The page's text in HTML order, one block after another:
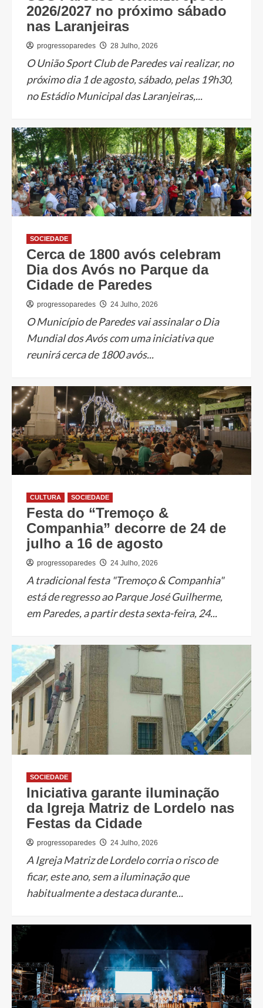
2026/2027 no próximo sábado
nas Laranjeiras
progressoparedes 28 Julho, 2026
O União Sport Club de Paredes vai realizar, no
próximo dia 1 de agosto, sábado, pelas 19h30,
no Estádio Municipal das Laranjeiras,...
SOCIEDADE
Cerca de 1800 avós celebram
Dia dos Avós no Parque da
Cidade de Paredes
progressoparedes 24 Julho, 2026
O Município de Paredes vai assinalar o Dia
Mundial dos Avós com uma iniciativa que
reunirá cerca de 1800 avós...
CULTURA SOCIEDADE
Festa do “Tremoço &
Companhia” decorre de 24 de
julho a 16 de agosto
progressoparedes 24 Julho, 2026
A tradicional festa "Tremoço & Companhia"
está de regresso ao Parque José Guilherme,
em Paredes, a partir desta sexta-feira, 24...
SOCIEDADE
Iniciativa garante iluminação
da Igreja Matriz de Lordelo nas
Festas da Cidade
progressoparedes 24 Julho, 2026
A Igreja Matriz de Lordelo corria o risco de
ficar, este ano, sem a iluminação que
habitualmente a destaca durante...